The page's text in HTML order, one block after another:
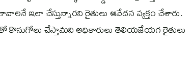
ఇలా చేస్తున్నారని రైతులు ఆవేదన వ్యక్తం చేశారు.
కొనుగోలు చేస్తామని అధికారులు తెలియజేయగ రైతులు